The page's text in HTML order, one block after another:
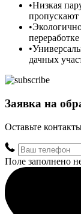
Низкая
пропускают
переработке
дачных
Заявка на
Оставьте
Поле заполнено